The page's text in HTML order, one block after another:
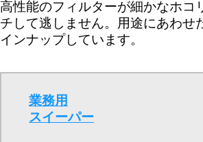
高性能のフィルターが細かなホコ
チして逃しません。用途にあわせ
インナップしています。
業務用
スイーパー